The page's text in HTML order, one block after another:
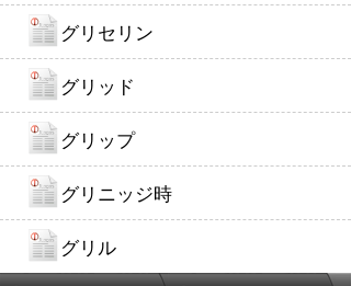
グリセリン
グリッド
グリップ
グリニッジ時
グリル